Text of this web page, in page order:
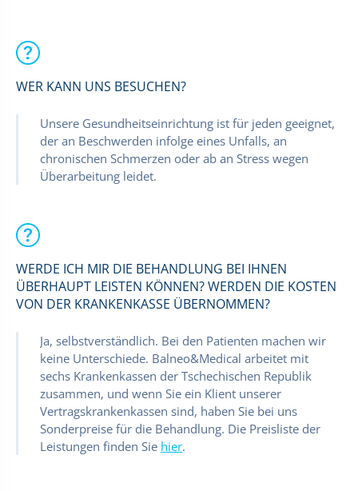
WER KANN UNS BESUCHEN?
Unsere Gesundheitseinrichtung ist für jeden geeignet,
der an Beschwerden infolge eines Unfalls, an
chronischen Schmerzen oder ab an Stress wegen
Überarbeitung leidet.
WERDE ICH MIR DIE BEHANDLUNG BEI IHNEN
ÜBERHAUPT LEISTEN KÖNNEN? WERDEN DIE KOSTEN
VON DER KRANKENKASSE ÜBERNOMMEN?
Ja, selbstverständlich. Bei den Patienten machen wir
keine Unterschiede. Balneo&Medical arbeitet mit
sechs Krankenkassen der Tschechischen Republik
zusammen, und wenn Sie ein Klient unserer
Vertragskrankenkassen sind, haben Sie bei uns
Sonderpreise für die Behandlung. Die Preisliste der
Leistungen finden Sie hier.